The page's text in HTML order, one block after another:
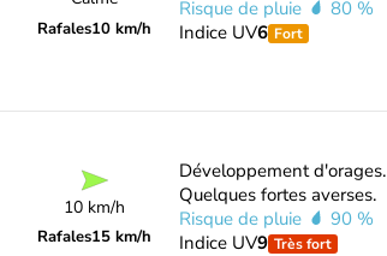
Rafales10 km/h
Risque de pluie
80 %
Indice UV6 Fort
10 km/h
Rafales15 km/h
Développement d'orages.
Quelques fortes averses.
Risque de pluie
90 %
Indice UV9 Très fort